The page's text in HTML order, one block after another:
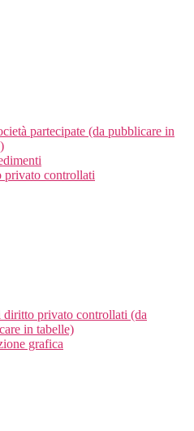
partecipate (da pubblicare in
controllati
diritto privato controllati (da
in tabelle)
grafica